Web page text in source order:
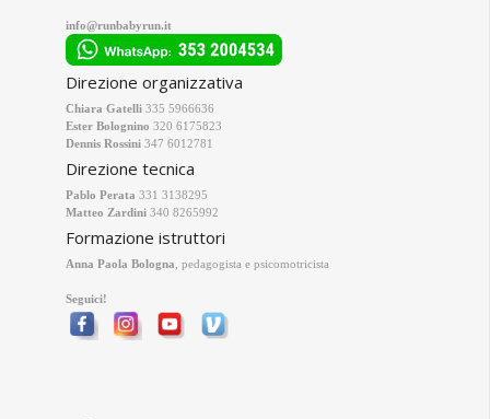
info@runbabyrun.it
Direzione organizzativa
Chiara Gatelli 335 5966636
Ester Bolognino 320 6175823
Dennis Rossini 347 6012781
Direzione tecnica
Pablo Perata 331 3138295
Matteo Zardini 340 8265992
Formazione istruttori
Anna Paola Bologna , pedagogista e psicomotricista
Seguici!